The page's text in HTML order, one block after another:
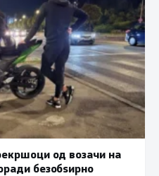
од возачи на
безобѕирно